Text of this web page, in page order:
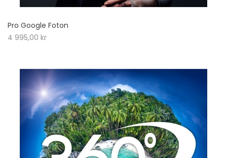
Pro Google Foton
4 995,00 kr